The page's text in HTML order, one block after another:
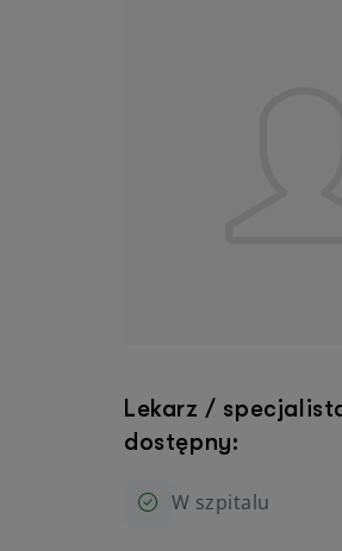
Lekarz /
dostępny:
W szpitalu